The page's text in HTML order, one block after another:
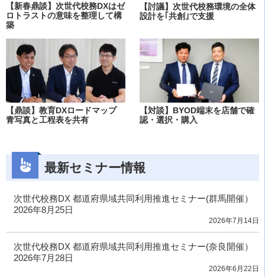
【新春鼎談】次世代校務DXはゼ
ロトラストの意味を整理して構
築
【討議】次世代校務環境の全体
設計を｢共創｣で支援
【鼎談】教育DXロードマップ
青写真と工程表を共有
【対談】BYOD端末を店舗で確
認・選択・購入
最新セミナー情報
次世代校務DX 都道府県域共同利用推進セミナー(群馬開催）
2026年8月25日
2026年7月14日
次世代校務DX 都道府県域共同利用推進セミナー(奈良開催）
2026年7月28日
2026年6月22日